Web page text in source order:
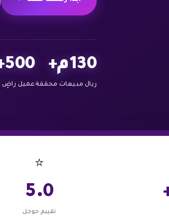
130م+
ريال مبيعات محققة
500+
عميل راضٍ
⭐
5.0
تقييم جوجل